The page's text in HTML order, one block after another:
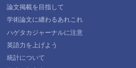
論文掲載を目指して
学術論文に纏わるあれこれ
ハゲタカジャーナルに注意
英語力を上げよう
統計について